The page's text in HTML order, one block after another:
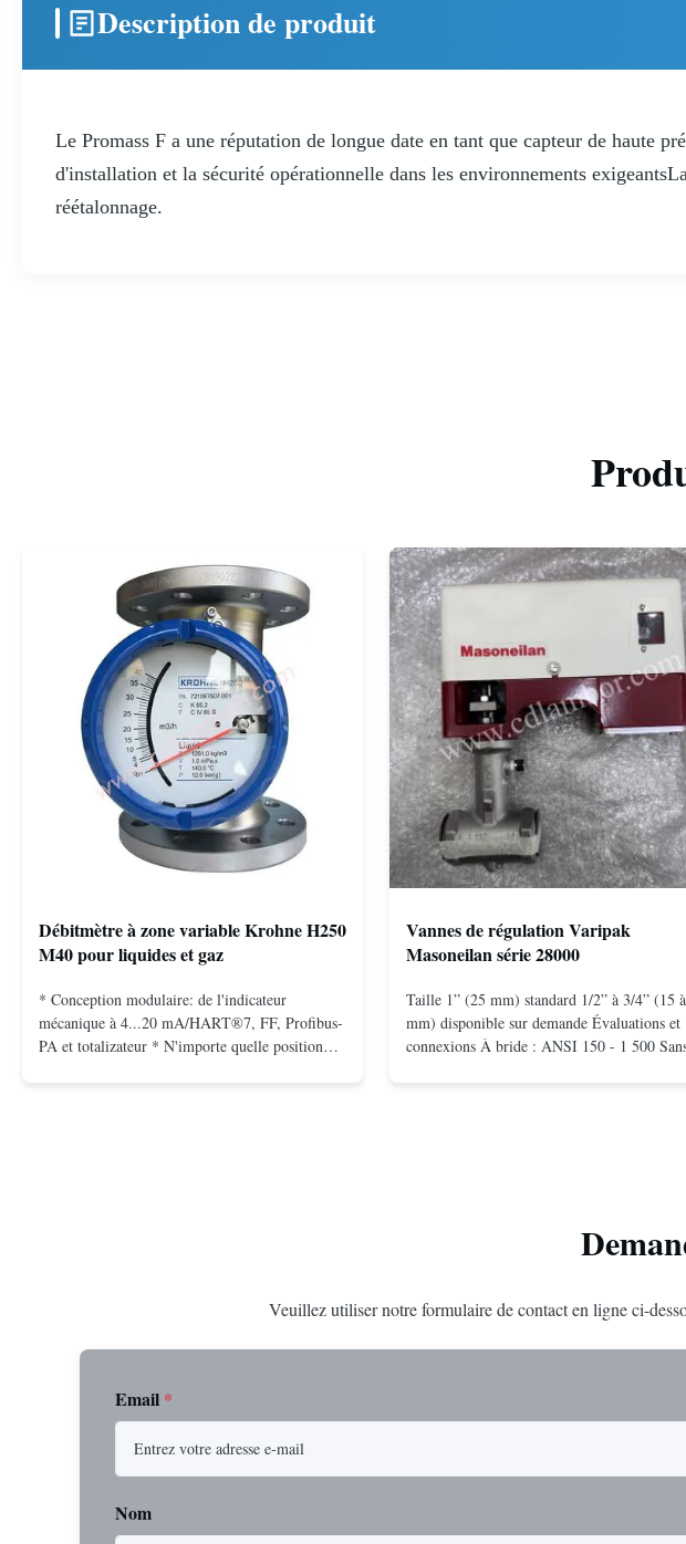
Description de produit
Le Promass F a une réputation de longue date en tant que capteur de haute
d'installation et la sécurité opérationnelle dans les environnements
réétalonnage.
Débitmètre à zone variable Krohne H250
M40 pour liquides et gaz
* Conception modulaire: de l'indicateur
mécanique à 4...20 mA/HART®7, FF, Profibus-
PA et totalizateur * N'importe quelle position
Vannes de régulation Varipak
Masoneilan série 28000
Taille 1” (25 mm) standard 1/2” à 3/4” (15
mm) disponible sur demande Évaluations et
connexions À bride : ANSI 150 - 1 500
Veuillez utiliser notre formulaire de contact en ligne ci-
Email *
Nom